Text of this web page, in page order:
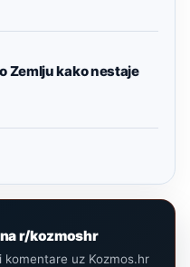
Zemlju kako nestaje
r/kozmoshr
komentare uz Kozmos.hr